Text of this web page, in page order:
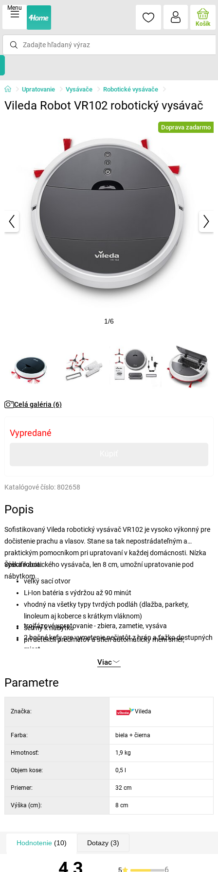
Menu
Košík
Upratovanie Vysávače Robotické vysávače
Vileda Robot VR102 robotický vysávač
Doprava zadarmo
1/6
Celá galéria (6)
Vypredané
Katalógové číslo: 802658
Popis
Sofistikovaný Vileda robotický vysávač VR102 je vysoko výkonný pre
dočistenie prachu a vlasov. Stane sa tak nepostrádateľným a
praktickým pomocníkom pri upratovaní v každej domácnosti. Nízka
výška robotického vysávača, len 8 cm, umožní upratovanie pod
nábytkom.
Špecifikácia:
veľký sací otvor
Li-Ion batéria s výdržou až 90 minút
vhodný na všetky typy tvrdých podláh (dlažba, parkety,
linoleum aj koberce s krátkym vláknom)
šetrný k nábytku
pri detekcii predmetov a stien automaticky mení smer,
špeciálne senzory zamedzia pádu zo schodov
trojfázové upratovanie - zbiera, zametie, vysáva
2 bočné kefy pre vymetenie nečistôt z hrán a ťažko dostupných
miest
2 úrovne výkonu: štandardný a tichý
Viac
Parametre
Značka: Vileda
Farba: biela + čierna
Hmotnosť: 1,9 kg
Objem kose: 0,5 l
Priemer: 32 cm
Výška (cm): 8 cm
Hodnotenie(10) Dotazy(3)
5 6